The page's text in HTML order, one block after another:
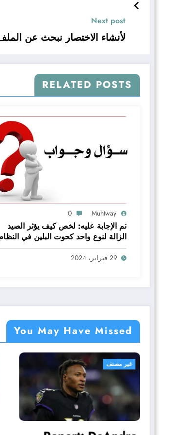
Next post
لأنشاء الاختصار نبحث عن
RELATED POSTS
Muhtway
0
تم الإجابة عليه: لخص كيف يؤثر الصيد
الزالة لنوع واحد كحوت البلين في
البيئي baleen whale كاملا
29 فبراير، 2024
You May Have Missed